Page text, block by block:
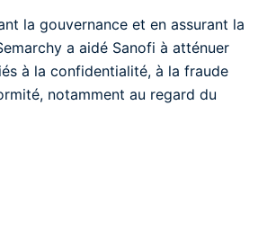
la gouvernance et en assurant la
a aidé Sanofi à atténuer
à la confidentialité, à la fraude
notamment au regard du